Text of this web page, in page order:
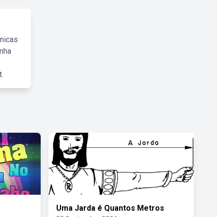
Uma Jarda é Quantos Metros